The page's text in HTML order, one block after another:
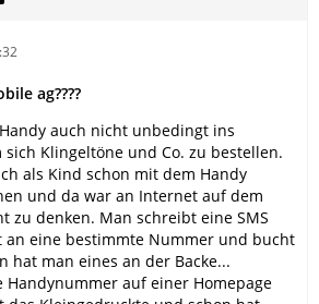
ag????
auch nicht unbedingt ins
Klingeltöne und Co. zu bestellen.
als Kind schon mit dem Handy
und da war an Internet auf dem
zu denken. Man schreibt eine SMS
an eine bestimmte Nummer und bucht
hat man eines an der Backe...
Handynummer auf einer Homepage